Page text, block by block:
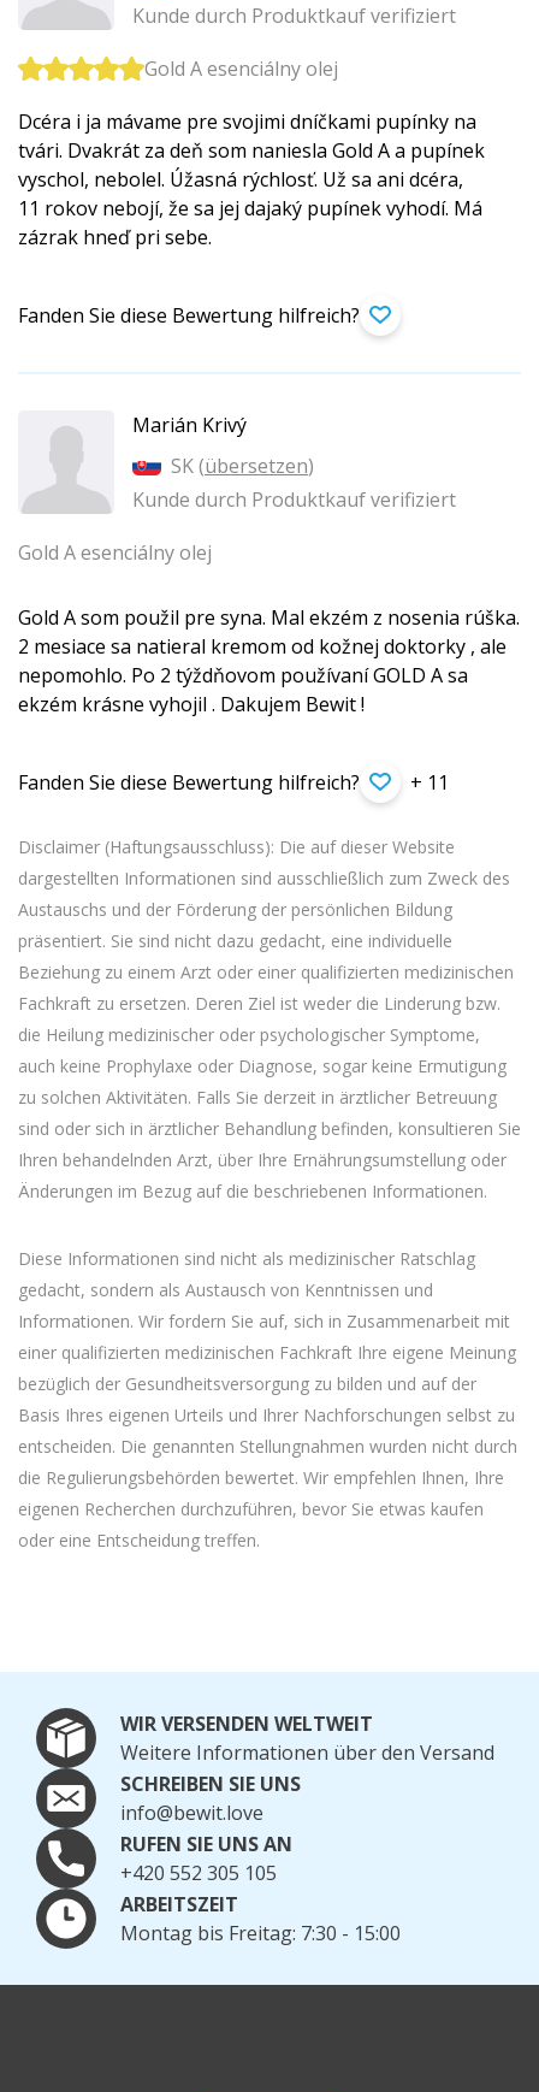
Kunde durch Produktkauf verifiziert
Gold A esenciálny olej
Dcéra i ja mávame pre svojimi dníčkami pupínky na
tvári. Dvakrát za deň som naniesla Gold A a pupínek
vyschol, nebolel. Úžasná rýchlosť. Už sa ani dcéra,
11 rokov nebojí, že sa jej dajaký pupínek vyhodí. Má
zázrak hneď pri sebe.
Fanden Sie diese Bewertung hilfreich?
Marián Krivý
SK (übersetzen)
Kunde durch Produktkauf verifiziert
Gold A esenciálny olej
Gold A som použil pre syna. Mal ekzém z nosenia rúška.
2 mesiace sa natieral kremom od kožnej doktorky , ale
nepomohlo. Po 2 týždňovom používaní GOLD A sa
ekzém krásne vyhojil . Dakujem Bewit !
Fanden Sie diese Bewertung hilfreich? + 11
Disclaimer (Haftungsausschluss): Die auf dieser Website
dargestellten Informationen sind ausschließlich zum Zweck des
Austauschs und der Förderung der persönlichen Bildung
präsentiert. Sie sind nicht dazu gedacht, eine individuelle
Beziehung zu einem Arzt oder einer qualifizierten medizinischen
Fachkraft zu ersetzen. Deren Ziel ist weder die Linderung bzw.
die Heilung medizinischer oder psychologischer Symptome,
auch keine Prophylaxe oder Diagnose, sogar keine Ermutigung
zu solchen Aktivitäten. Falls Sie derzeit in ärztlicher Betreuung
sind oder sich in ärztlicher Behandlung befinden, konsultieren Sie
Ihren behandelnden Arzt, über Ihre Ernährungsumstellung oder
Änderungen im Bezug auf die beschriebenen Informationen.
Diese Informationen sind nicht als medizinischer Ratschlag
gedacht, sondern als Austausch von Kenntnissen und
Informationen. Wir fordern Sie auf, sich in Zusammenarbeit mit
einer qualifizierten medizinischen Fachkraft Ihre eigene Meinung
bezüglich der Gesundheitsversorgung zu bilden und auf der
Basis Ihres eigenen Urteils und Ihrer Nachforschungen selbst zu
entscheiden. Die genannten Stellungnahmen wurden nicht durch
die Regulierungsbehörden bewertet. Wir empfehlen Ihnen, Ihre
eigenen Recherchen durchzuführen, bevor Sie etwas kaufen
oder eine Entscheidung treffen.
WIR VERSENDEN WELTWEIT
Weitere Informationen über den Versand
SCHREIBEN SIE UNS
info@bewit.love
RUFEN SIE UNS AN
+420 552 305 105
ARBEITSZEIT
Montag bis Freitag: 7:30 - 15:00